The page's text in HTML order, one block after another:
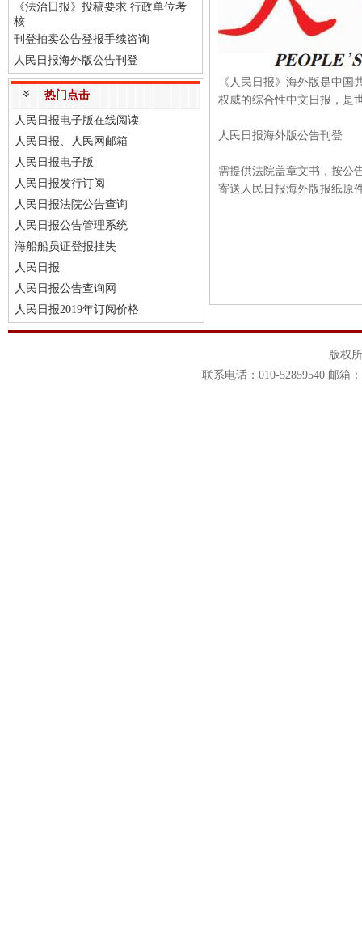
《法治日报》投稿要求 行政单位考
核
刊登拍卖公告登报手续咨询
人民日报海外版公告刊登
热门点击
人民日报电子版在线阅读
人民日报、人民网邮箱
人民日报电子版
人民日报发行订阅
人民日报法院公告查询
人民日报公告管理系统
海船船员证登报挂失
人民日报
人民日报公告查询网
人民日报2019年订阅价格
《人民日报》海外版是中
权威的综合性中文日报，是
人民日报海外版公告刊登
需提供法院盖章文书，按公
寄送人民日报海外版报纸原
版权
联系电话：010-52859540 邮箱